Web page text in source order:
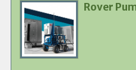
Primary
Product
Image
Rover